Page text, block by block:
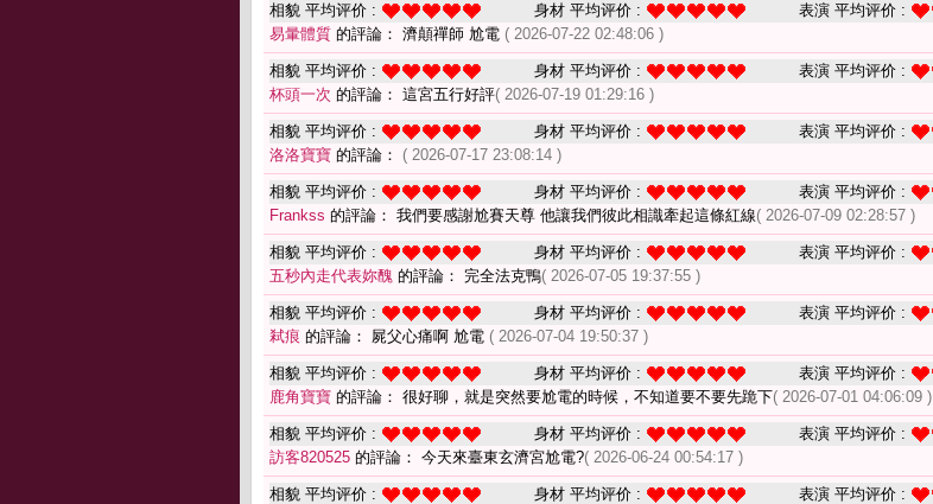
相貌 平均评价 : 身材 平均评价 : 表演 平均评价 :
易暈體質 的評論： 濟顛禪師 尬電 ( 2026-07-22 02:48:06 )
相貌 平均评价 : 身材 平均评价 : 表演 平均评价 :
杯頭一次 的評論： 這宮五行好評( 2026-07-19 01:29:16 )
相貌 平均评价 : 身材 平均评价 : 表演 平均评价 :
洛洛寶寶 的評論： ( 2026-07-17 23:08:14 )
相貌 平均评价 : 身材 平均评价 : 表演 平均评价 :
Frankss 的評論： 我們要感謝尬賽天尊 他讓我們彼此相識牽起這條紅線( 2026-07-09 02:28:57 )
相貌 平均评价 : 身材 平均评价 : 表演 平均评价 :
五秒內走代表妳醜 的評論： 完全法克鴨( 2026-07-05 19:37:55 )
相貌 平均评价 : 身材 平均评价 : 表演 平均评价 :
弒痕 的評論： 屍父心痛啊 尬電 ( 2026-07-04 19:50:37 )
相貌 平均评价 : 身材 平均评价 : 表演 平均评价 :
鹿角寶寶 的評論： 很好聊，就是突然要尬電的時候，不知道要不要先跪下( 2026-07-01 04:06:09 )
相貌 平均评价 : 身材 平均评价 : 表演 平均评价 :
訪客820525 的評論： 今天來臺東玄濟宮尬電?( 2026-06-24 00:54:17 )
相貌 平均评价 : 身材 平均评价 : 表演 平均评价 :